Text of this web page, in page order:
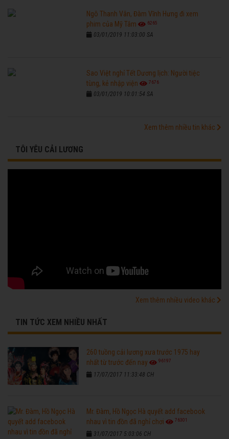
Ngô Thanh Vân, Đàm Vĩnh Hưng đi xem
phim của Mỹ Tâm
6265
03/01/2019 11:03:00 SA
Sao Việt nghỉ Tết Dương lịch: Người tiệc
tùng, kẻ nhập viện
7676
03/01/2019 10:01:54 SA
Xem thêm nhiều tin khác
TÔI YÊU CẢI LƯƠNG
Xem thêm nhiều video khác
TIN TỨC XEM NHIỀU NHẤT
260 tuồng cải lương xưa trước 1975 hay
nhất từ trước đến nay
96197
17/07/2017 11:33:48 CH
Mr. Đàm, Hồ Ngọc Hà quyết add facebook
nhau vì tin đồn đã nghỉ chơi
76301
31/07/2017 5:03:06 CH